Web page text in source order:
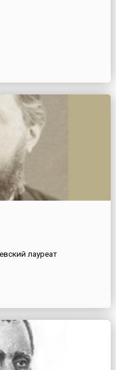
лауреат